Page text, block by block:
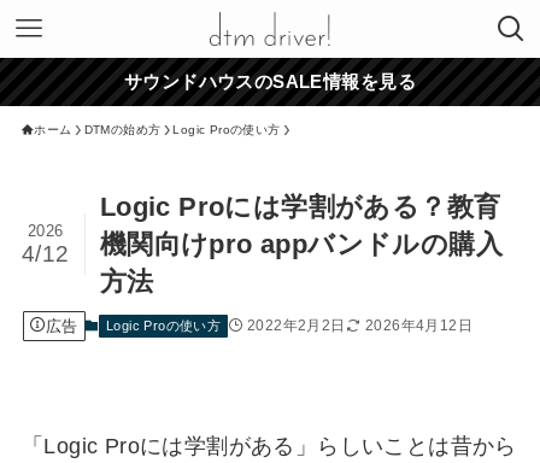
サウンドハウスのSALE情報を見る
ホーム DTMの始め方 Logic Proの使い方
Logic Proには学割がある？教育
機関向けpro appバンドルの購入
方法
2026
4/12
広告 Logic Proの使い方 2022年2月2日 2026年4月12日
「Logic Proには学割がある」らしいことは昔から